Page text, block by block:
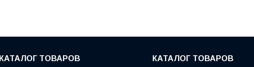
КАТАЛОГ ТОВАРОВ КАТАЛОГ ТОВАРОВ